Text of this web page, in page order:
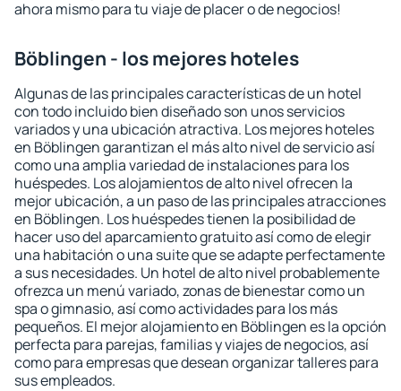
ahora mismo para tu viaje de placer o de negocios!
Böblingen - los mejores hoteles
Algunas de las principales características de un hotel
con todo incluido bien diseñado son unos servicios
variados y una ubicación atractiva. Los mejores hoteles
en Böblingen garantizan el más alto nivel de servicio así
como una amplia variedad de instalaciones para los
huéspedes. Los alojamientos de alto nivel ofrecen la
mejor ubicación, a un paso de las principales atracciones
en Böblingen. Los huéspedes tienen la posibilidad de
hacer uso del aparcamiento gratuito así como de elegir
una habitación o una suite que se adapte perfectamente
a sus necesidades. Un hotel de alto nivel probablemente
ofrezca un menú variado, zonas de bienestar como un
spa o gimnasio, así como actividades para los más
pequeños. El mejor alojamiento en Böblingen es la opción
perfecta para parejas, familias y viajes de negocios, así
como para empresas que desean organizar talleres para
sus empleados.